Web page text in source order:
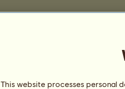
This website processes personal